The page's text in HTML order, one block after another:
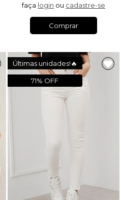
faça login ou cadastre-se
Comprar
Últimas unidades!🔥
71% OFF